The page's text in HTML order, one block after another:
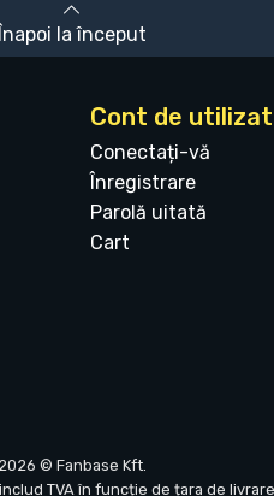
Înapoi la început
Cont de
Conectați-vă
Înregistrare
Parolă uitată
Cart
2026 © Fanbase Kft.
TVA în funcție de țara de livrare